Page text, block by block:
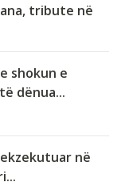
tribute në
shokun e
dënua...
në